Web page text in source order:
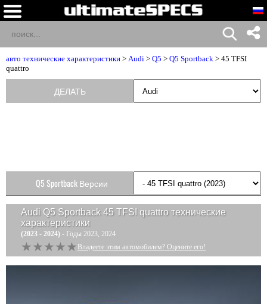
авто технические характеристики > Audi > Q5 > Q5 Sportback > 45 TFSI
quattro
Audi Q5 Sportback 45 TFSI quattro технические
характеристики
(2023 - 2024) - Годы 2023, 2024
★★★★★
★★★★★ Владеете этим автомобилем? Оцените его!
ДЕЛАТЬ
Q5 Sportback Версии